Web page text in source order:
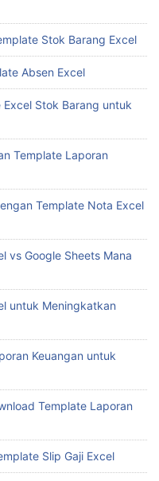
Stok Barang Excel
Absen Excel
Stok Barang untuk
Template Laporan
Template Nota Excel
vs Google Sheets Mana
untuk Meningkatkan
Keuangan untuk
Template Laporan
Slip Gaji Excel